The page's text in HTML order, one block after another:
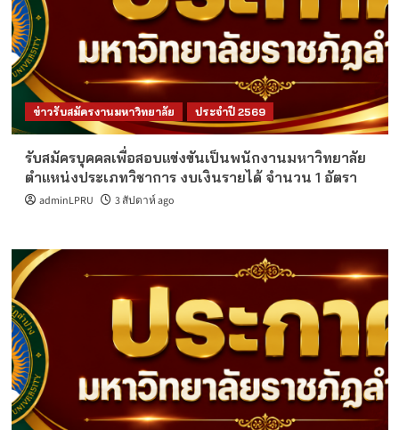
ข่าวรับสมัครงานมหาวิทยาลัย ประจำปี 2569
รับสมัครบุคคลเพื่อสอบแข่งขันเป็นพนักงานมหาวิทยาลัย
ตำแหน่งประเภทวิชาการ งบเงินรายได้ จำนวน 1 อัตรา
adminLPRU 3 สัปดาห์ ago